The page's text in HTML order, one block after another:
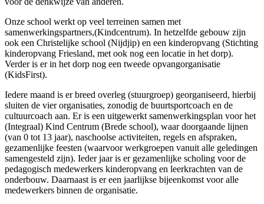
Onze school werkt op veel terreinen samen met
samenwerkingspartners,(Kindcentrum). In hetzelfde gebouw zijn
ook een Christelijke school (Nijdjip) en een kinderopvang (Stichting
kinderopvang Friesland, met ook nog een locatie in het dorp).
Verder is er in het dorp nog een tweede opvangorganisatie
(KidsFirst).
Iedere maand is er breed overleg (stuurgroep) georganiseerd, hierbij
sluiten de vier organisaties, zonodig de buurtsportcoach en de
cultuurcoach aan. Er is een uitgewerkt samenwerkingsplan voor het
(Integraal) Kind Centrum (Brede school), waar doorgaande lijnen
(van 0 tot 13 jaar), naschoolse activiteiten, regels en afspraken,
gezamenlijke feesten (waarvoor werkgroepen vanuit alle geledingen
samengesteld zijn). Ieder jaar is er gezamenlijke scholing voor de
pedagogisch medewerkers kinderopvang en leerkrachten van de
onderbouw. Daarnaast is er een jaarlijkse bijeenkomst voor alle
medewerkers binnen de organisatie.